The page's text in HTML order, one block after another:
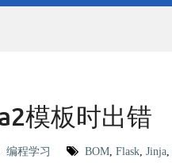
模板时出错
编程学习 BOM, Flask, Jinja,